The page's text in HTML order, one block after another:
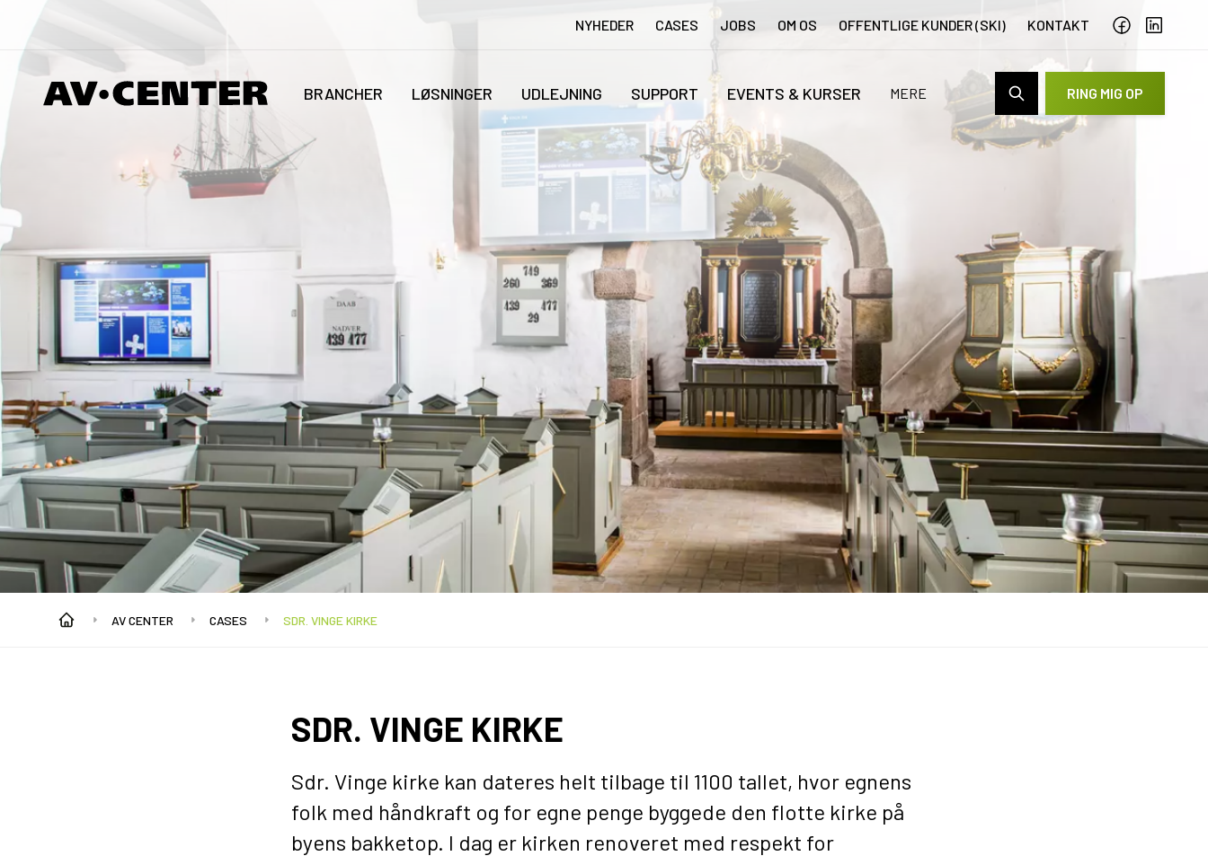
NYHEDER CASES JOBS OM OS OFFENTLIGE KUNDER (SKI) KONTAKT
BRANCHER LØSNINGER UDLEJNING SUPPORT EVENTS & KURSER MERE RING MIG OP
AV CENTER CASES SDR. VINGE KIRKE
SDR. VINGE KIRKE
Sdr. Vinge kirke kan dateres helt tilbage til 1100 tallet, hvor egnens
folk med håndkraft og for egne penge byggede den flotte kirke på
byens bakketop. I dag er kirken renoveret med respekt for